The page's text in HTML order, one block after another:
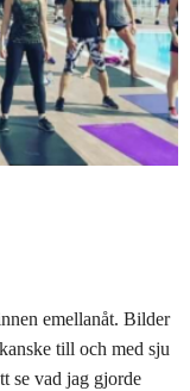
emellanåt. Bilder
till och med sju
se vad jag gjorde